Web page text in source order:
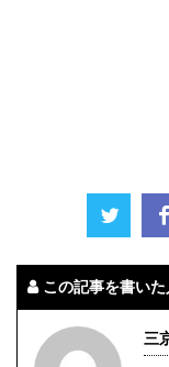
この記事を書いた
三